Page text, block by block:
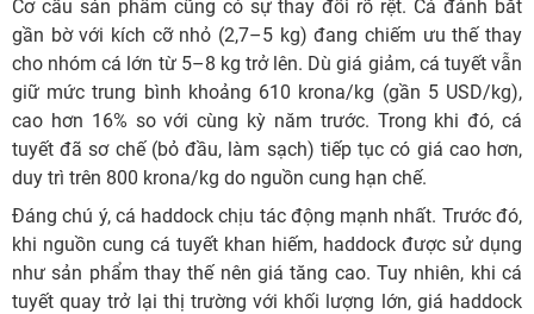
Cơ cấu sản phẩm cũng có sự thay đổi rõ rệt. Cá đánh bắt
gần bờ với kích cỡ nhỏ (2,7–5 kg) đang chiếm ưu thế thay
cho nhóm cá lớn từ 5–8 kg trở lên. Dù giá giảm, cá tuyết vẫn
giữ mức trung bình khoảng 610 krona/kg (gần 5 USD/kg),
cao hơn 16% so với cùng kỳ năm trước. Trong khi đó, cá
tuyết đã sơ chế (bỏ đầu, làm sạch) tiếp tục có giá cao hơn,
duy trì trên 800 krona/kg do nguồn cung hạn chế.
Đáng chú ý, cá haddock chịu tác động mạnh nhất. Trước đó,
khi nguồn cung cá tuyết khan hiếm, haddock được sử dụng
như sản phẩm thay thế nên giá tăng cao. Tuy nhiên, khi cá
tuyết quay trở lại thị trường với khối lượng lớn, giá haddock